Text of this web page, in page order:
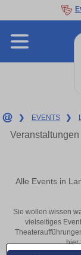
❯ EVENTS ❯
Alle Events in
Sie wollen wissen
vielseitiges
hier